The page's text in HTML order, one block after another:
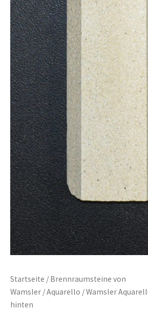
Startseite / Brennraumsteine von
Wamsler /Aquarello / Wamsler
hinten